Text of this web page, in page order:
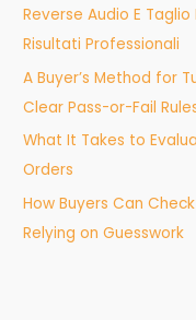
r
:
Reverse Audio E
Risultati Professionali
A Buyer’s Method for
Clear Pass-or-Fail
What It Takes to
Orders
How Buyers Can
Relying on Guesswork